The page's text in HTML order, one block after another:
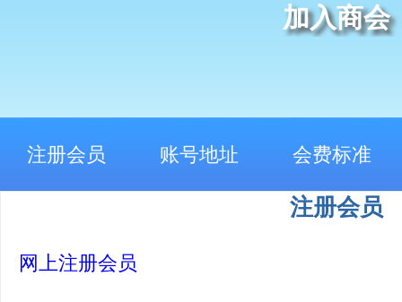
加入商会
注册会员 账号地址 会费标准
注册会员
网上注册会员